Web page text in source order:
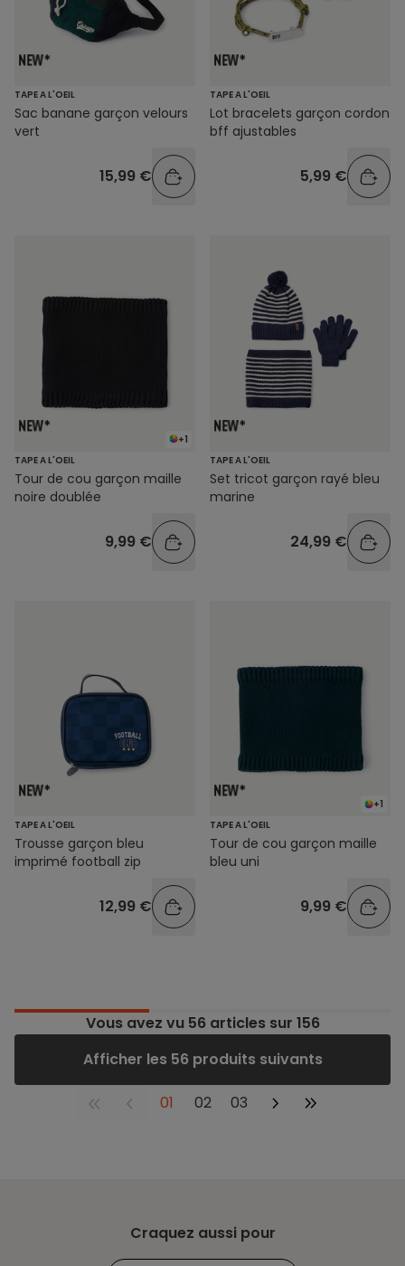
TAPE A L'OEIL
Sac banane garçon velours
vert
15,99 €
TAPE A L'OEIL
Lot bracelets garçon cordon
bff ajustables
5,99 €
+1
TAPE A L'OEIL
Tour de cou garçon maille
noire doublée
9,99 €
TAPE A L'OEIL
Set tricot garçon rayé bleu
marine
24,99 €
TAPE A L'OEIL
Trousse garçon bleu
imprimé football zip
12,99 €
+1
TAPE A L'OEIL
Tour de cou garçon maille
bleu uni
9,99 €
Vous avez vu 56articles sur 156
Afficher les 56 produits suivants
01 02 03
Craquez aussi pour